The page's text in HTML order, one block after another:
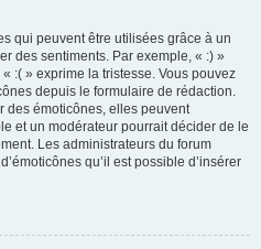
qui peuvent être utilisées grâce à un
des sentiments. Par exemple, « :) »
:( » exprime la tristesse. Vous pouvez
depuis le formulaire de rédaction.
des émoticônes, elles peuvent
et un modérateur pourrait décider de le
Les administrateurs du forum
qu’il est possible d’insérer